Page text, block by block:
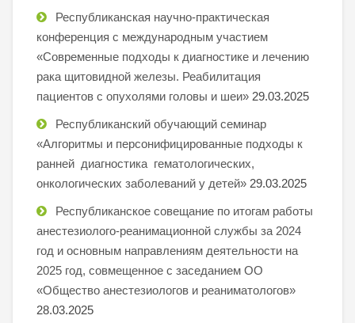
Республиканская научно-практическая
конференция с международным участием
«Современные подходы к диагностике и лечению
рака щитовидной железы. Реабилитация
пациентов с опухолями головы и шеи» 29.03.2025
Республиканский обучающий семинар
«Алгоритмы и персонифицированные подходы к
ранней диагностика гематологических,
онкологических заболеваний у детей» 29.03.2025
Республиканское совещание по итогам работы
анестезиолого-реанимационной службы за 2024
год и основным направлениям деятельности на
2025 год, совмещенное с заседанием ОО
«Общество анестезиологов и реаниматологов»
28.03.2025